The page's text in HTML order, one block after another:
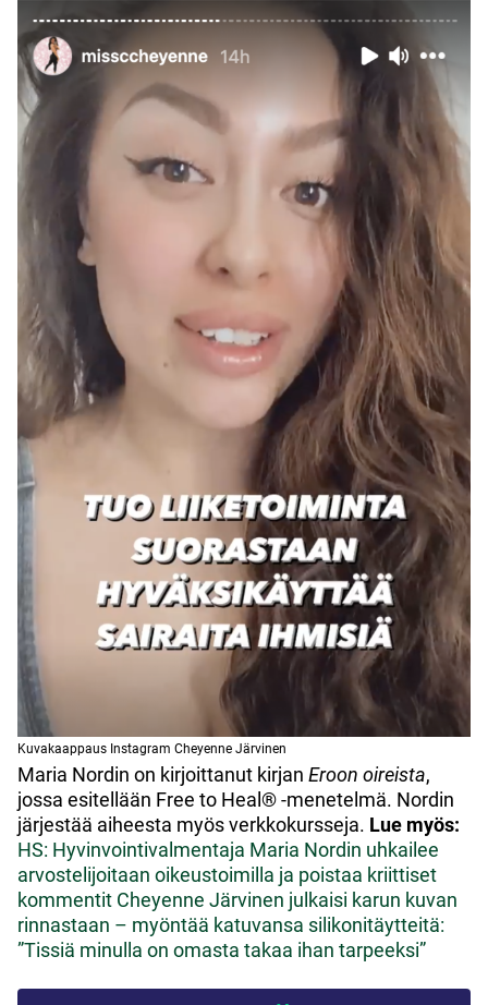
Kuvakaappaus Instagram Cheyenne Järvinen
Maria Nordin on kirjoittanut kirjan Eroon oireista,
jossa esitellään Free to Heal® -menetelmä. Nordin
järjestää aiheesta myös verkkokursseja. Lue myös:
HS: Hyvinvointivalmentaja Maria Nordin uhkailee
arvostelijoitaan oikeustoimilla ja poistaa kriittiset
kommentit Cheyenne Järvinen julkaisi karun kuvan
rinnastaan – myöntää katuvansa silikonitäytteitä:
”Tissiä minulla on omasta takaa ihan tarpeeksi”